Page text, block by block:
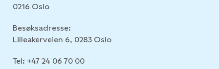
0216 Oslo
Besøksadresse:
Lilleakerveien 6, 0283 Oslo
Tel: +47 24 06 70 00